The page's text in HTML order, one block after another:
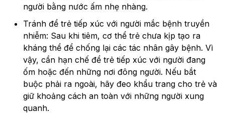
người bằng nước ấm nhẹ nhàng.
Tránh để trẻ tiếp xúc với người mắc bệnh truyền
nhiễm: Sau khi tiêm, cơ thể trẻ chưa kịp tạo ra
kháng thể để chống lại các tác nhân gây bệnh. Vì
vậy, cần hạn chế để trẻ tiếp xúc với người đang
ốm hoặc đến những nơi đông người. Nếu bắt
buộc phải ra ngoài, hãy đeo khẩu trang cho trẻ và
giữ khoảng cách an toàn với những người xung
quanh.